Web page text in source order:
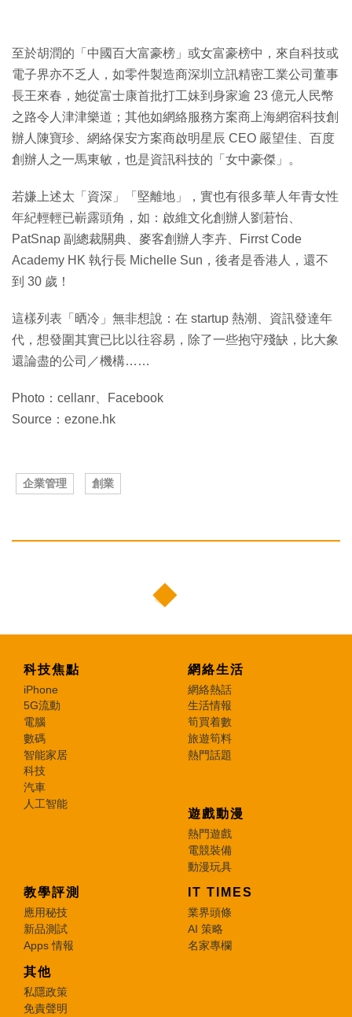
至於胡潤的「中國百大富豪榜」或女富豪榜中，來自科技或
電子界亦不乏人，如零件製造商深圳立訊精密工業公司董事
長王來春，她從富士康首批打工妹到身家逾 23 億元人民幣
之路令人津津樂道；其他如網絡服務方案商上海網宿科技創
辦人陳寶珍、網絡保安方案商啟明星辰 CEO 嚴望佳、百度
創辦人之一馬東敏，也是資訊科技的「女中豪傑」。
若嫌上述太「資深」「堅離地」，實也有很多華人年青女性
年紀輕輕已嶄露頭角，如：啟維文化創辦人劉莙怡、
PatSnap 副總裁關典、麥客創辦人李卉、Firrst Code
Academy HK 執行長 Michelle Sun，後者是香港人，還不
到 30 歲！
這樣列表「晒冷」無非想說：在 startup 熱潮、資訊發達年
代，想發圍其實已比以往容易，除了一些抱守殘缺，比大象
還論盡的公司／機構……
Photo：cellanr、Facebook
Source：ezone.hk
企業管理 創業
科技焦點
iPhone
5G流動
電腦
數碼
智能家居
科技
汽車
人工智能
網絡生活
網絡熱話
生活情報
筍買着數
旅遊筍料
熱門話題
遊戲動漫
熱門遊戲
電競裝備
動漫玩具
教學評測
應用秘技
新品測試
Apps 情報
IT TIMES
業界頭條
AI 策略
名家專欄
其他
私隱政策
免責聲明